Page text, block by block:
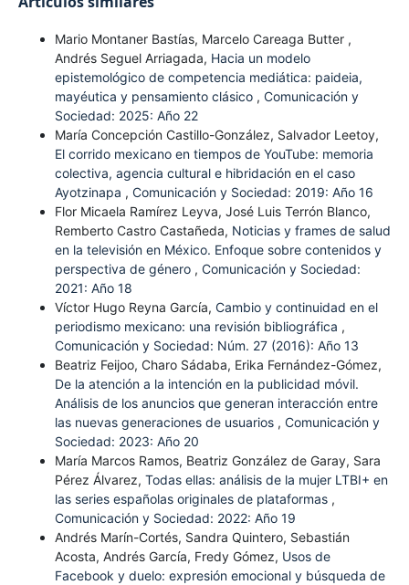
Mario Montaner Bastías, Marcelo Careaga Butter ,
Andrés Seguel Arriagada, Hacia un modelo
epistemológico de competencia mediática: paideia,
mayéutica y pensamiento clásico , Comunicación y
Sociedad: 2025: Año 22
María Concepción Castillo-González, Salvador Leetoy,
El corrido mexicano en tiempos de YouTube: memoria
colectiva, agencia cultural e hibridación en el caso
Ayotzinapa , Comunicación y Sociedad: 2019: Año 16
Flor Micaela Ramírez Leyva, José Luis Terrón Blanco,
Remberto Castro Castañeda, Noticias y frames de salud
en la televisión en México. Enfoque sobre contenidos y
perspectiva de género , Comunicación y Sociedad:
2021: Año 18
Víctor Hugo Reyna García, Cambio y continuidad en el
periodismo mexicano: una revisión bibliográfica ,
Comunicación y Sociedad: Núm. 27 (2016): Año 13
Beatriz Feijoo, Charo Sádaba, Erika Fernández-Gómez,
De la atención a la intención en la publicidad móvil.
Análisis de los anuncios que generan interacción entre
las nuevas generaciones de usuarios , Comunicación y
Sociedad: 2023: Año 20
María Marcos Ramos, Beatriz González de Garay, Sara
Pérez Álvarez, Todas ellas: análisis de la mujer LTBI+ en
las series españolas originales de plataformas ,
Comunicación y Sociedad: 2022: Año 19
Andrés Marín-Cortés, Sandra Quintero, Sebastián
Acosta, Andrés García, Fredy Gómez, Usos de
Facebook y duelo: expresión emocional y búsqueda de